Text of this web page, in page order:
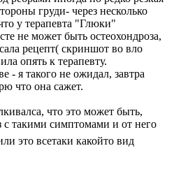
груди- через несколько
у терапевта "Глюки"
не может быть остеохондроза,
рецепт( скриншот во вло
опять к терапевту.
- я такого не ожидал, завтра
что она сажет.
что это может быть,
с такими симптомами и от него
это всетаки какойто вид